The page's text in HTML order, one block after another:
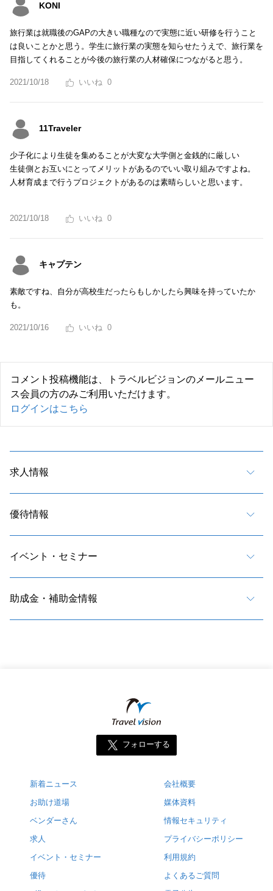
KONI
旅行業は就職後のGAPの大きい職種なので実態に近い研修を行うこと
は良いことかと思う。学生に旅行業の実態を知らせたうえで、旅行業を
目指してくれることが今後の旅行業の人材確保につながると思う。
2021/10/18 0
11Traveler
少子化により生徒を集めることが大変な大学側と金銭的に厳しい
生徒側とお互いにとってメリットがあるのでいい取り組みですよね。
人材育成まで行うプロジェクトがあるのは素晴らしいと思います。
2021/10/18 0
キャプテン
素敵ですね、自分が高校生だったらもしかしたら興味を持っていたか
も。
2021/10/16 0
コメント投稿機能は、トラベルビジョンのメールニュー
ス会員の方のみご利用いただけます。
ログインはこちら
求人情報
優待情報
イベント・セミナー
助成金・補助金情報
フォローする
新着ニュース
お助け道場
ベンダーさん
求人
イベント・セミナー
優待
会社概要
媒体資料
情報セキュリティ
プライバシーポリシー
利用規約
よくあるご質問